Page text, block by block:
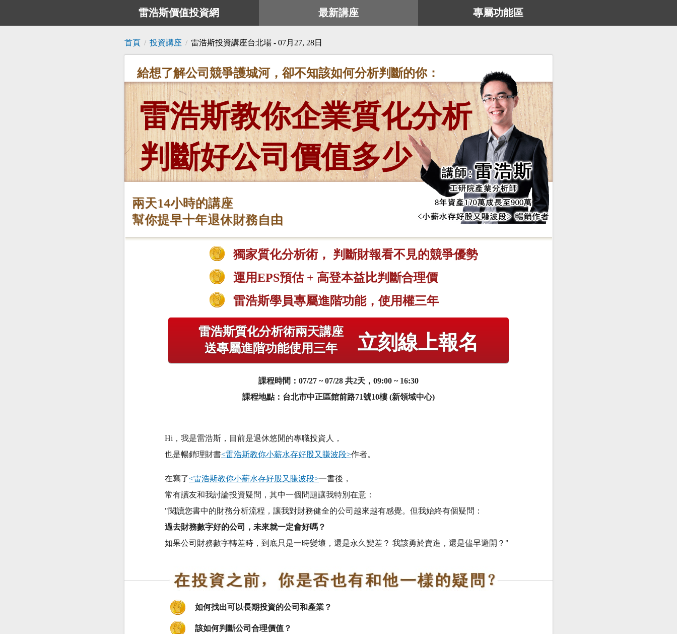
雷浩斯價值投資網 最新講座 專屬功能區
首頁 / 投資講座 / 雷浩斯投資講座台北場 - 07月27, 28日
給想了解公司競爭護城河，卻不知該如何分析判斷的你：
雷浩斯教你企業質化分析
判斷好公司價值多少
兩天14小時的講座
幫你提早十年退休財務自由
獨家質化分析術， 判斷財報看不見的競爭優勢
運用EPS預估 + 高登本益比判斷合理價
雷浩斯學員專屬進階功能，使用權三年
雷浩斯質化分析術兩天講座
送專屬進階功能使用三年
立刻線上報名
課程時間：07/27 ~ 07/28 共2天，09:00 ~ 16:30
課程地點：台北市中正區館前路71號10樓 (新領域中心)
Hi，我是雷浩斯，目前是退休悠閒的專職投資人，
也是暢銷理財書<雷浩斯教你小薪水存好股又賺波段>作者。
在寫了<雷浩斯教你小薪水存好股又賺波段>一書後，
常有讀友和我討論投資疑問，其中一個問題讓我特別在意：
"閱讀您書中的財務分析流程，讓我對財務健全的公司越來越有感覺。但我始終有個疑問：
過去財務數字好的公司，未來就一定會好嗎？
如果公司財務數字轉差時，到底只是一時變壞，還是永久變差？ 我該勇於賣進，還是儘早避開？"
如何找出可以長期投資的公司和產業？
該如何判斷公司合理價值？